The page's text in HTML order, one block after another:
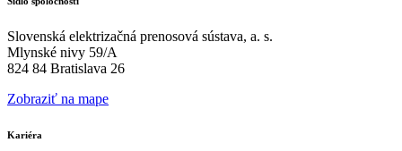
Slovenská elektrizačná prenosová sústava, a. s.
Mlynské nivy 59/A
824 84 Bratislava 26
Zobraziť na mape
Kariéra